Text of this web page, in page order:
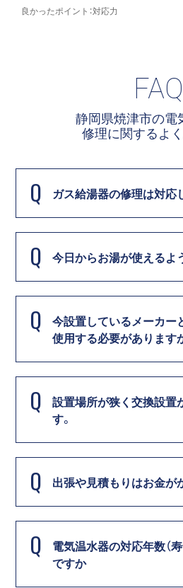
FAQ
静岡県焼津市の電
修理に関するよ
Q ガス給湯器の修理は対応
Q 今日からお湯が使えるよ
Q
今設置しているメーカー
使用する必要があります
Q
設置場所が狭く交換設置
す。
Q 出張や見積もりはお金が
Q
電気温水器の対応年数（
ですか